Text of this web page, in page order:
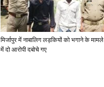
मिर्जापुर में नाबालिग लड़कियों को भगाने के मामले
में दो आरोपी दबोचे गए